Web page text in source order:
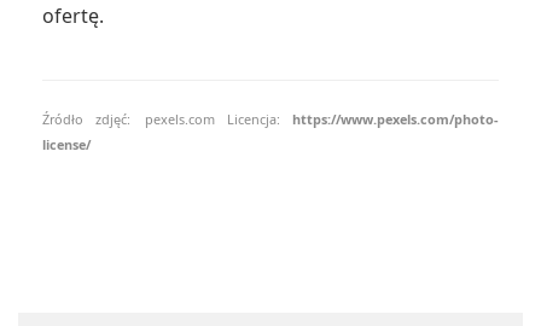
ofertę.
Źródło zdjęć: pexels.com Licencja: https://www.pexels.com/photo-
license/